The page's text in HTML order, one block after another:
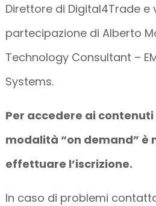
Direttore di Digital4Trade e
partecipazione di Alberto
Technology Consultant –
Systems.
Per accedere ai
modalità “on demand” è
effettuare l’iscrizione.
In caso di problemi